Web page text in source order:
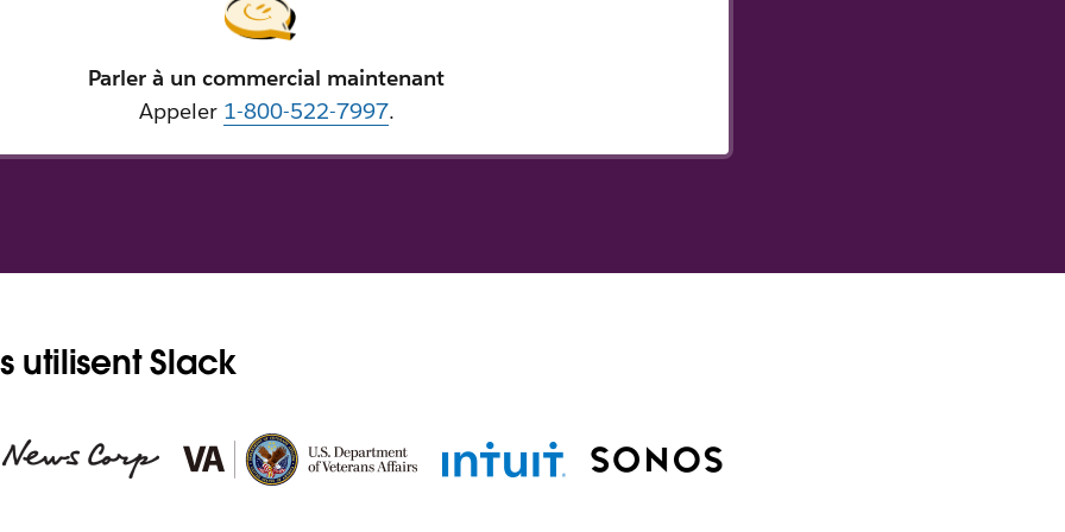
Parler à un commercial maintenant
Appeler 1-800-522-7997.
utilisent Slack